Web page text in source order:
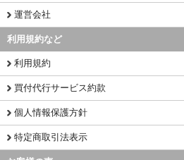
運営会社
利用規約など
利用規約
買付代行サービス約款
個人情報保護方針
特定商取引法表示